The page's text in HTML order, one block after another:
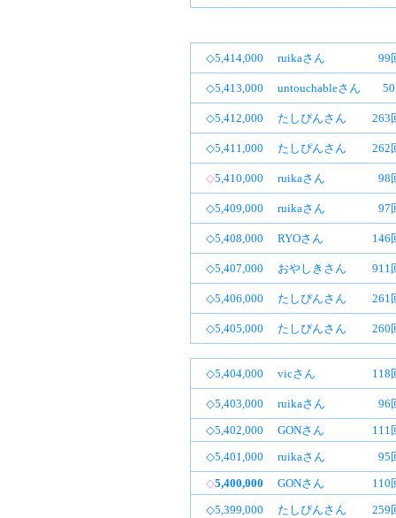
◇5,414,000 ruikaさん 99
◇5,413,000 untouchableさん
◇5,412,000 たしぴんさん 263
◇5,411,000 たしぴんさん 262
◇5,410,000 ruikaさん 98
◇5,409,000 ruikaさん 97
◇5,408,000 RYOさん 146
◇5,407,000 おやしきさん 911
◇5,406,000 たしぴんさん 261
◇5,405,000 たしぴんさん 260
◇5,404,000 vicさん 118
◇5,403,000 ruikaさん
96
◇5,402,000
GONさん
111
◇5,401,000
ruikaさん
95
◇5,400,000 GONさん
110
◇5,399,000
たしぴんさん 259